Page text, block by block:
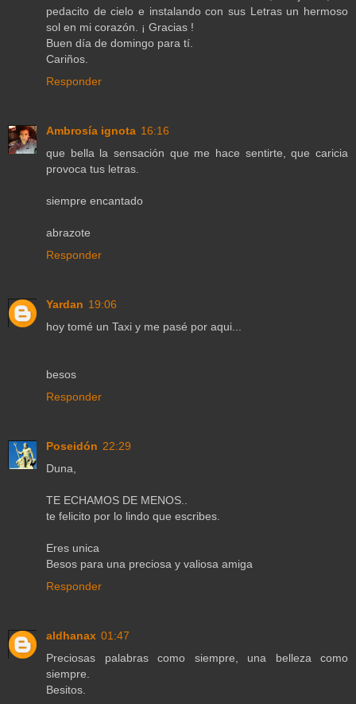
pedacito de cielo e instalando con sus Letras un hermoso
sol en mi corazón. ¡ Gracias !
Buen día de domingo para tí.
Cariños.
Responder
Ambrosía ignota 16:16
que bella la sensación que me hace sentirte, que caricia
provoca tus letras.
siempre encantado
abrazote
Responder
Yardan 19:06
hoy tomé un Taxi y me pasé por aqui...
besos
Responder
Poseidón 22:29
Duna,
TE ECHAMOS DE MENOS..
te felicito por lo lindo que escribes.
Eres unica
Besos para una preciosa y valiosa amiga
Responder
aldhanax 01:47
Preciosas palabras como siempre, una belleza como
siempre.
Besitos.